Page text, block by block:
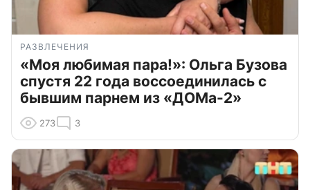
РАЗВЛЕЧЕНИЯ
«Моя любимая пара!»: Ольга Бузова
спустя 22 года воссоединилась с
бывшим парнем из «ДОМа-2»
273 3